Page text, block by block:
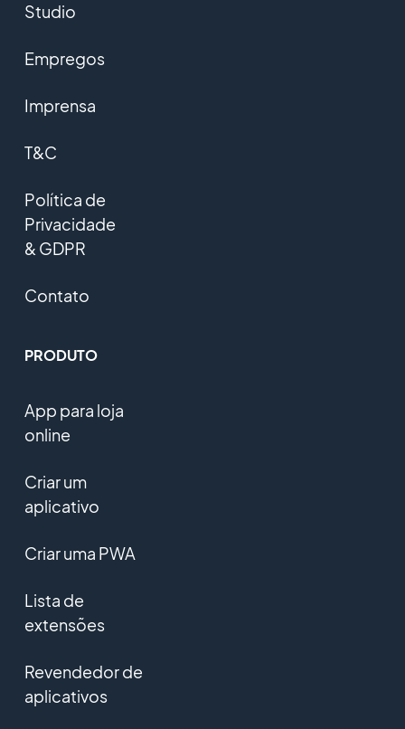
Studio
Empregos
Imprensa
T&C
Política de
Privacidade
& GDPR
Contato
PRODUTO
App para loja
online
Criar um
aplicativo
Criar uma PWA
Lista de
extensões
Revendedor de
aplicativos